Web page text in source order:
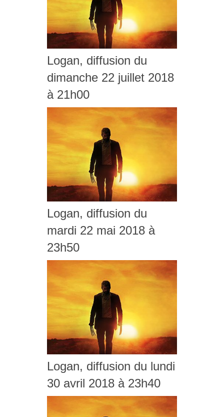
Logan, diffusion du
dimanche 22 juillet 2018
à 21h00
Logan, diffusion du
mardi 22 mai 2018 à
23h50
Logan, diffusion du lundi
30 avril 2018 à 23h40